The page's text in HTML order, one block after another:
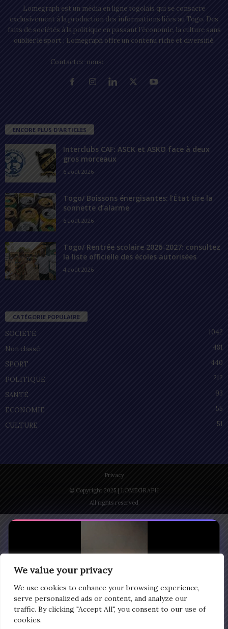
We value your privacy
We use cookies to enhance your browsing experience,
serve personalized ads or content, and analyze our
traffic. By clicking "Accept All", you consent to our use of
cookies.
Lomegraph est un média en ligne togolais qui se consacre
exclusivement à la production des informations liées au Togo. Des
faits de sociétés à la politique en passant l’économie, la culture sans
oublier le sport ; Lomegraph offre un contenu riche et diversifié.
Contactez-nous:
ENCORE PLUS D'ARTICLES
Interclubs CAF: ASCK et ASKO face à deux
gros morceaux
6 août 2026
Togo/ Boissons énergisantes: l’État tire la
sonnette d’alarme
6 août 2026
Togo/ Rentrée scolaire 2026-2027: consultez
la liste officielle des écoles autorisées
4 août 2026
CATÉGORIE POPULAIRE
SOCIÉTÉ
1042
Non classé
481
SPORT
440
POLITIQUE
212
SANTÉ
93
ECONOMIE
55
CULTURE
51
Privacy
© Copyright 2025 | LOMEGRAPH
All rights reserved